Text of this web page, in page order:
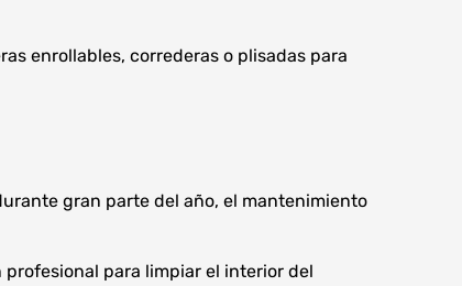
enrollables, correderas o plisadas para
gran parte del año, el mantenimiento
para limpiar el interior del